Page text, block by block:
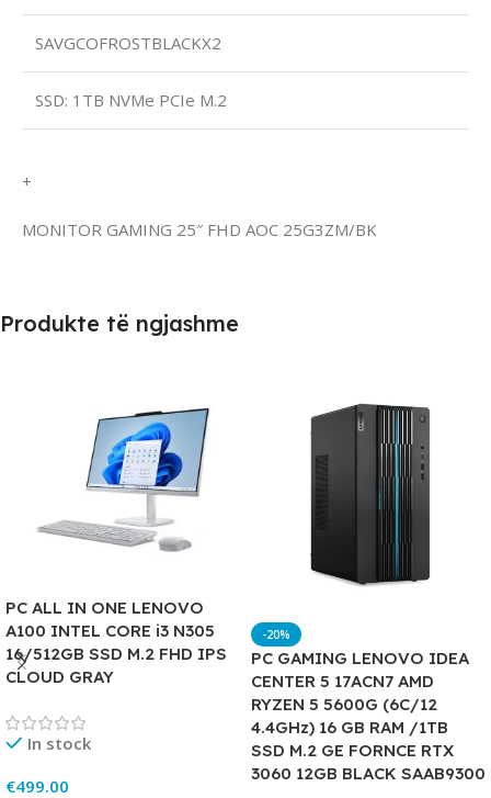
SAVGCOFROSTBLACKX2
SSD: 1TB NVMe PCIe M.2
+
MONITOR GAMING 25″ FHD AOC 25G3ZM/BK
Produkte të ngjashme
PC ALL IN ONE LENOVO
A100 INTEL CORE i3 N305
16/512GB SSD M.2 FHD IPS
CLOUD GRAY
In stock
€499.00
-20%
PC GAMING LENOVO IDEA
CENTER 5 17ACN7 AMD
RYZEN 5 5600G (6C/12
4.4GHz) 16 GB RAM /1TB
SSD M.2 GE FORNCE RTX
3060 12GB BLACK SAAB9300